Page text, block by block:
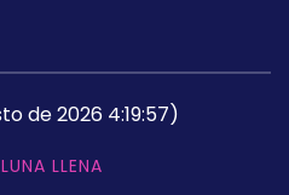
de 2026 4:19:57)
LLENA